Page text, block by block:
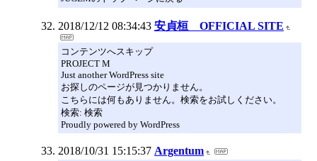
2018/12/12 08:34:43 安貞桓 OFFICIAL SITE
コンテンツへスキップ
PROJECT M
Just another WordPress site
お探しのページが見つかりません。
こちらには何もありません。検索をお試しください。
検索: 検索
Proudly powered by WordPress
2018/10/31 15:15:37 Argentum